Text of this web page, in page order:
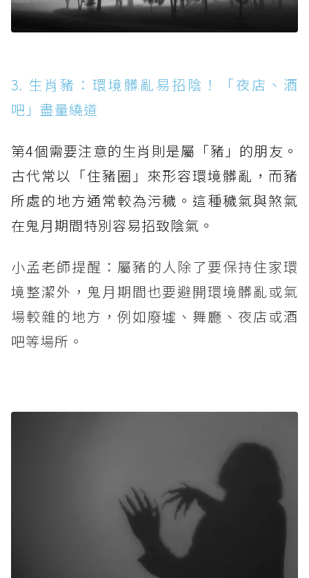
3. 生肖豬：環境髒亂易招陰！「夜店、酒
吧」盡量繞道
第4個需要注意的生肖則是屬「豬」的朋友。
古代常以「住豬圈」來形容環境髒亂，而豬
所處的地方通常較為污穢。這種穢氣與煞氣
在鬼月期間特別容易招致陰氣。
小孟老師提醒：屬豬的人除了要保持住家環
境整潔外，鬼月期間也要避開環境髒亂或氣
場較雜的地方，例如廢墟、舞廳、夜店或酒
吧等場所。